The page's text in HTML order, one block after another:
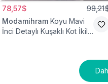
78,57$
Modamihram Koyu Mavi
İnci Detaylı Kuşaklı Kot İkili